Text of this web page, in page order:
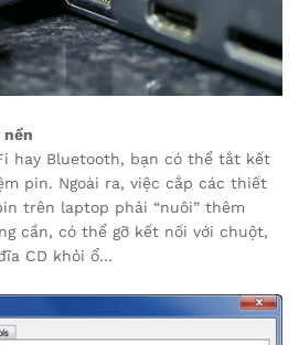
nền
hay Bluetooth, bạn có thể tắt kết
pin. Ngoài ra, việc cắp các thiết
trên laptop phải “nuôi” thêm
cần, có thể gỡ kết nối với chuột,
CD khỏi ổ…